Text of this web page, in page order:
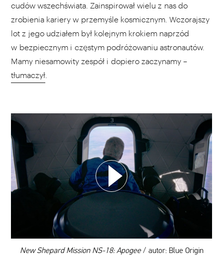
cudów wszechświata. Zainspirował wielu z nas do
zrobienia kariery w przemyśle kosmicznym. Wczorajszy
lot z jego udziałem był kolejnym krokiem naprzód
w bezpiecznym i częstym podróżowaniu astronautów.
Mamy niesamowity zespół i dopiero zaczynamy –
tłumaczył
00:00
New Shepard Mission NS-18: Apogee/ autor: Blue Origin
WYBIERZ SWOJĄ PLAYLISTĘ
DODAJ TEN FILM DO PLAYLISTY